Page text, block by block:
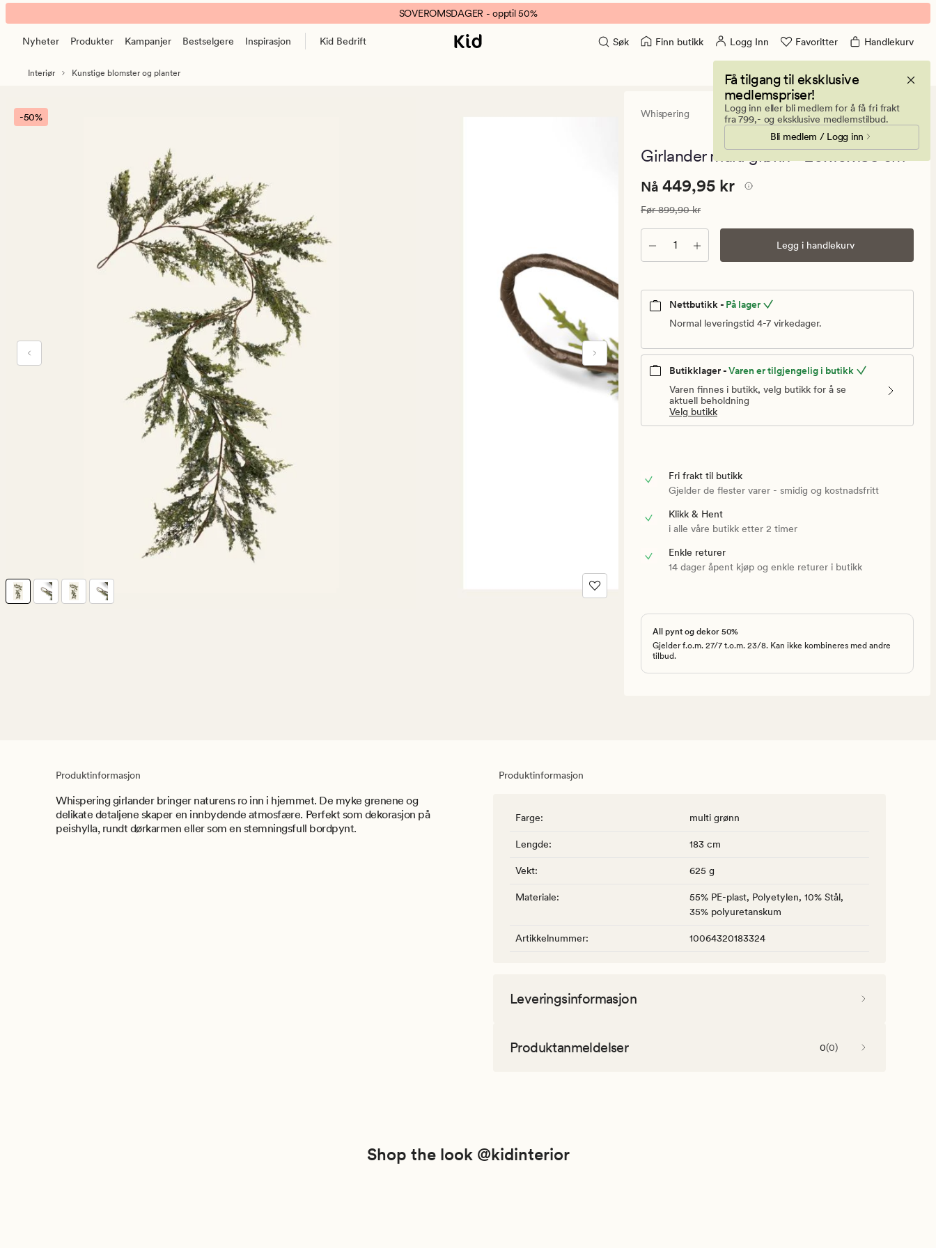
Whispering
girlander
multi
banner.
Klikk
pause.
SOVEROMSDAGER - opptil 50%
Nyheter Produkter Kampanjer Bestselgere Inspirasjon Kid Bedrift Søk Finn butikk Logg Inn Favoritter Handlekurv
Få tilgang til eksklusive
medlemspriser!
Logg inn eller bli medlem for å få fri frakt
fra 799,- og eksklusive medlemstilbud.
Bli medlem / Logg inn
Interiør Kunstige blomster og planter
-50% Whispering
0
en
0
Girlander multi grønn - 20x10x183 cm
Nåværende
449,95
kr.
Vanlig
pris
Nåværende pris
Nå 449,95 kr
Vanlig pris 899,90 kr
Før899,90 kr
Antall Legg i handlekurv
Nettbutikk - På lager
Normal leveringstid 4-7 virkedager.
Butikklager -Varen er tilgjengelig i butikk
Varen finnes i butikk, velg butikk for å se
aktuell beholdning
Velg butikk
Fri frakt til butikk
Gjelder de flester varer - smidig og kostnadsfritt
Klikk & Hent
i alle våre butikk etter 2 timer
Enkle returer
14 dager åpent kjøp og enkle returer i butikk
All pynt og dekor 50%
Gjelder f.o.m. 27/7 t.o.m. 23/8. Kan ikke kombineres med andre
tilbud.
Produktinformasjon
Whispering girlander bringer naturens ro inn i hjemmet. De myke grenene og
delikate detaljene skaper en innbydende atmosfære. Perfekt som dekorasjon på
peishylla, rundt dørkarmen eller som en stemningsfull bordpynt.
Produktinformasjon
Farge: multi grønn
Lengde: 183 cm
Vekt: 625 g
Materiale:
55% PE-plast, Polyetylen, 10% Stål,
35% polyuretanskum
Artikkelnummer: 10064320183324
Leveringsinformasjon
Produktanmeldelser 0(0)
Shop the look @kidinterior